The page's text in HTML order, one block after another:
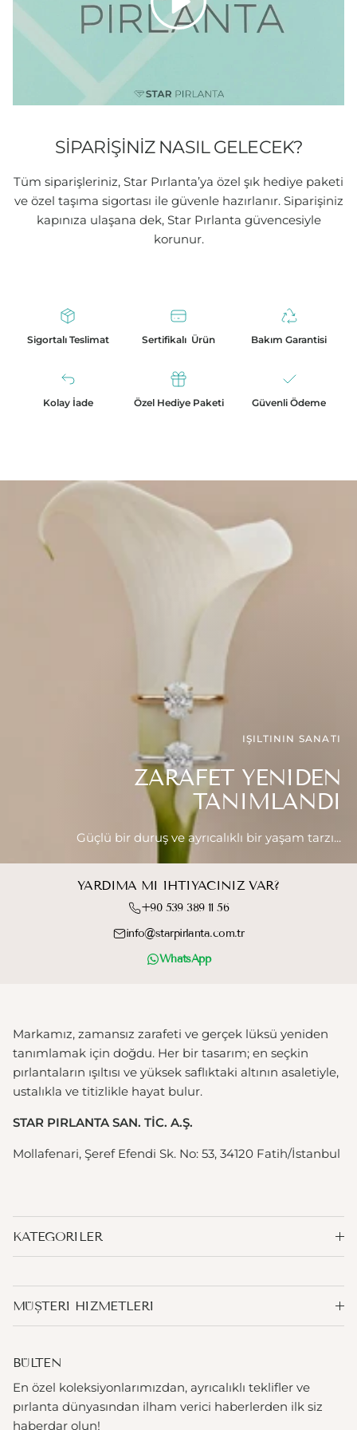
SIPARIŞINIZ NASIL GELECEK?
Tüm siparişleriniz, Star Pırlanta’ya özel şık hediye paketi
ve özel taşıma sigortası ile güvenle hazırlanır. Siparişiniz
kapınıza ulaşana dek, Star Pırlanta güvencesiyle
korunur.
Sigortalı Teslimat Sertifikalı Ürün Bakım Garantisi
Kolay İade Özel Hediye Paketi Güvenli Ödeme
IŞILTININ SANATI
ZARAFET YENIDEN
TANIMLANDI
Güçlü bir duruş ve ayrıcalıklı bir yaşam tarzı...
YARDIMA MI IHTIYACINIZ VAR?
+90 539 389 11 56
info@starpirlanta.com.tr
WhatsApp
Markamız, zamansız zarafeti ve gerçek lüksü yeniden
tanımlamak için doğdu. Her bir tasarım; en seçkin
pırlantaların ışıltısı ve yüksek saflıktaki altının asaletiyle,
ustalıkla ve titizlikle hayat bulur.
STAR PIRLANTA SAN. TİC. A.Ş.
Mollafenari, Şeref Efendi Sk. No: 53, 34120 Fatih/İstanbul
KATEGORILER
MÜŞTERI HIZMETLERI
BÜLTEN
En özel koleksiyonlarımızdan, ayrıcalıklı teklifler ve
pırlanta dünyasından ilham verici haberlerden ilk siz
haberdar olun!